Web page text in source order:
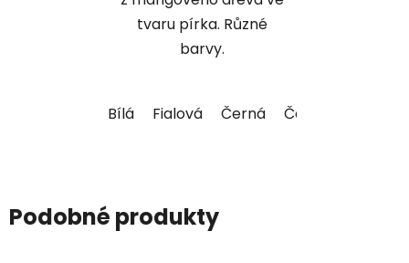
tvaru pírka. Různé
barvy.
Bílá Fialová Černá Červená
Podobné produkty